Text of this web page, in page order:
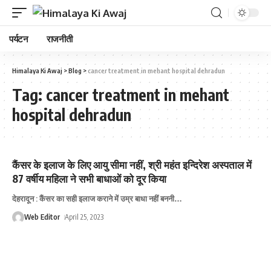
पर्यटन राजनीती
Himalaya Ki Awaj >Blog > cancer treatment in mehant hospital dehradun
Tag: cancer treatment in mehant
hospital dehradun
कैंसर के इलाज के लिए आयु सीमा नहीं, श्री महंत इन्दिरेश अस्पताल में
87 वर्षीय महिला ने सभी बाधाओं को दूर किया
देहरादून : कैंसर का सही इलाज कराने में उम्र बाधा नहीं बननी…
Web Editor April 25, 2023